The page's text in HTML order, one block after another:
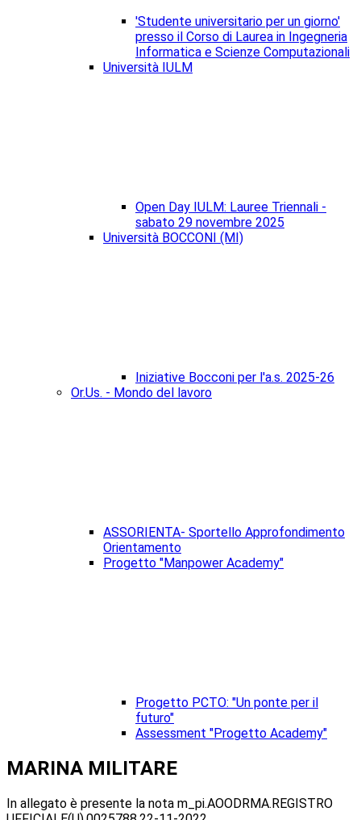
'Studente universitario per un giorno'
presso il Corso di Laurea in Ingegneria
Informatica e Scienze Computazionali
Università IULM
Open Day IULM: Lauree Triennali -
sabato 29 novembre 2025
Università BOCCONI (MI)
Iniziative Bocconi per l'a.s. 2025-26
Or.Us. - Mondo del lavoro
ASSORIENTA- Sportello Approfondimento
Orientamento
Progetto "Manpower Academy"
Progetto PCTO: "Un ponte per il
futuro"
Assessment "Progetto Academy"
MARINA MILITARE
In allegato è presente la nota m_pi.AOODRMA.REGISTRO